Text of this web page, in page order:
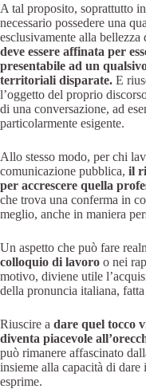
A tal proposito, soprattutto
necessario possedere una
esclusivamente alla bellezza
deve essere affinata per
presentabile ad un
territoriali disparate. E
l’oggetto del proprio
di una conversazione, ad
particolarmente esigente.
Allo stesso modo, per chi
comunicazione pubblica, il
per accrescere quella
che trova una conferma in
meglio, anche in maniera
Un aspetto che può fare
colloquio di lavoro o nei
motivo, diviene utile
della pronuncia italiana,
Riuscire a dare quel tocco
diventa piacevole
può rimanere affascinato
insieme alla capacità di dare
esprime.